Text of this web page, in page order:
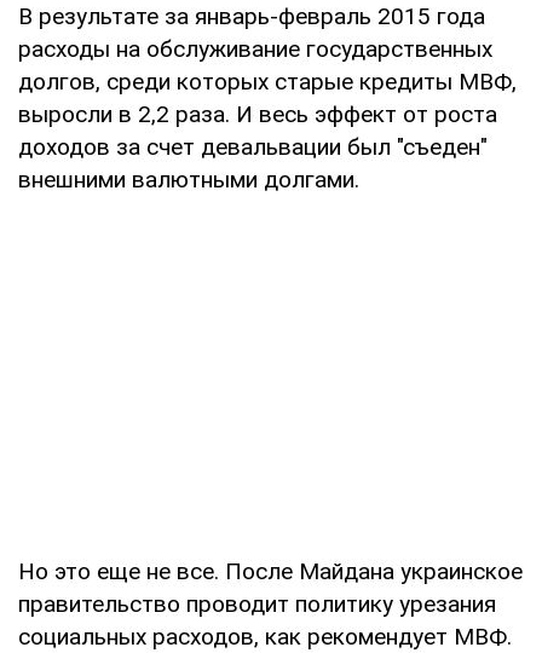
В результате за январь-февраль 2015 года
расходы на обслуживание государственных
долгов, среди которых старые кредиты МВФ,
выросли в 2,2 раза. И весь эффект от роста
доходов за счет девальвации был "съеден"
внешними валютными долгами.
Но это еще не все. После Майдана украинское
правительство проводит политику урезания
социальных расходов, как рекомендует МВФ.